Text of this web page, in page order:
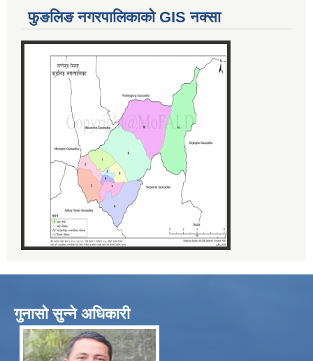
फुङलिङ नगरपालिकाको GIS नक्सा
गुनासो सुन्ने अधिकारी